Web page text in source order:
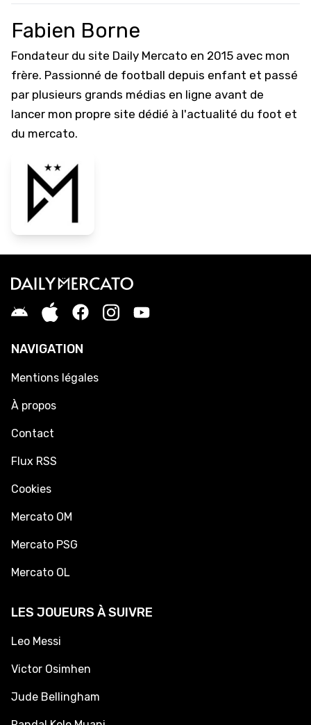
Fabien Borne
Fondateur du site Daily Mercato en 2015 avec mon
frère. Passionné de football depuis enfant et passé
par plusieurs grands médias en ligne avant de
lancer mon propre site dédié à l'actualité du foot et
du mercato.
NAVIGATION
Mentions légales
À propos
Contact
Flux RSS
Cookies
Mercato OM
Mercato PSG
Mercato OL
LES JOUEURS À SUIVRE
Leo Messi
Victor Osimhen
Jude Bellingham